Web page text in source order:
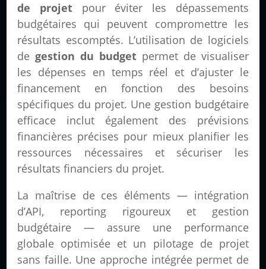
de projet pour éviter les dépassements
budgétaires qui peuvent compromettre les
résultats escomptés. L’utilisation de logiciels
degestion du budget permet de visualiser
les dépenses en temps réel et d’ajuster le
financement en fonction des besoins
spécifiques du projet. Une gestion budgétaire
efficace inclut également des prévisions
financières précises pour mieux planifier les
ressources nécessaires et sécuriser les
résultats financiers du projet.
La maîtrise de ces éléments — intégration
d’API, reporting rigoureux et gestion
budgétaire — assure une performance
globale optimisée et un pilotage de projet
sans faille. Une approche intégrée permet de